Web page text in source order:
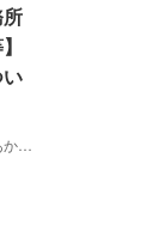
所
明石観光協会事務所及びあかし案内所等の年末年始の営業につ